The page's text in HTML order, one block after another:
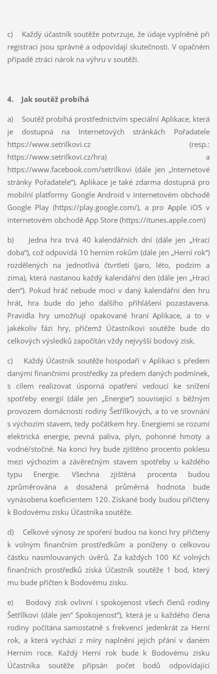
c) Každý účastník soutěže potvrzuje, že údaje vyplněné při
registraci jsou správné a odpovídají skutečnosti. V opačném
případě ztrácí nárok na výhru v soutěži.
4. Jak soutěž probíhá
a) Soutěž probíhá prostřednictvím speciální Aplikace, která
je dostupná na Internetových stránkách Pořadatele
https://www.setrilkovi.cz (resp.:
https://www.setrilkovi.cz/hra) a
https://www.facebook.com/setrilkovi (dále jen „Internetové
stránky Pořadatele“). Aplikace je také zdarma dostupná pro
mobilní platformy Google Android v internetovém obchodě
Google Play (https://play.google.com/), a pro Apple iOS v
internetovém obchodě App Store (https://itunes.apple.com)
b) Jedna hra trvá 40 kalendářních dní (dále jen „Hrací
doba“), což odpovídá 10 herním rokům (dále jen „Herní rok“)
rozdělených na jednotlivá čtvrtletí (jaro, léto, podzim a
zima), která nastanou každý kalendářní den (dále jen „Hrací
den“). Pokud hráč nebude moci v daný kalendářní den hru
hrát, hra bude do jeho dalšího přihlášení pozastavena.
Pravidla hry umožňují opakované hraní Aplikace, a to v
jakékoliv fázi hry, přičemž Účastníkovi soutěže bude do
celkových výsledků započítán vždy nejvyšší bodový zisk.
c) Každý Účastník soutěže hospodaří v Aplikaci s předem
danými finančními prostředky za předem daných podmínek,
s cílem realizovat úsporná opatření vedoucí ke snížení
spotřeby energií (dále jen „Energie“) související s běžným
provozem domácnosti rodiny Šetřílkových, a to ve srovnání
s výchozím stavem, tedy počátkem hry. Energiemi se rozumí
elektrická energie, pevná paliva, plyn, pohonné hmoty a
vodné/stočné. Na konci hry bude zjištěno procento poklesu
mezi výchozím a závěrečným stavem spotřeby u každého
typu Energie. Všechna zjištěná procenta budou
zprůměrována a dosažená průměrná hodnota bude
vynásobena koeficientem 120. Získané body budou přičteny
k Bodovému zisku Účastníka soutěže.
d) Celkové výnosy ze spoření budou na konci hry přičteny
k volným finančním prostředkům a poníženy o celkovou
částku nasmlouvaných úvěrů. Za každých 100 Kč volných
finančních prostředků získá Účastník soutěže 1 bod, který
mu bude přičten k Bodovému zisku.
e) Bodový zisk ovlivní i spokojenost všech členů rodiny
Šetřílkovi (dále jen“ Spokojenost“), která je u každého člena
rodiny počítána samostatně s frekvencí jedenkrát za Herní
rok, a která vychází z míry naplnění jejich přání v daném
Herním roce. Každý Herní rok bude k Bodovému zisku
Účastníka soutěže připsán počet bodů odpovídající